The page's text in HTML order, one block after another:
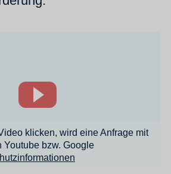
klicken, wird eine Anfrage mit
Youtube bzw. Google